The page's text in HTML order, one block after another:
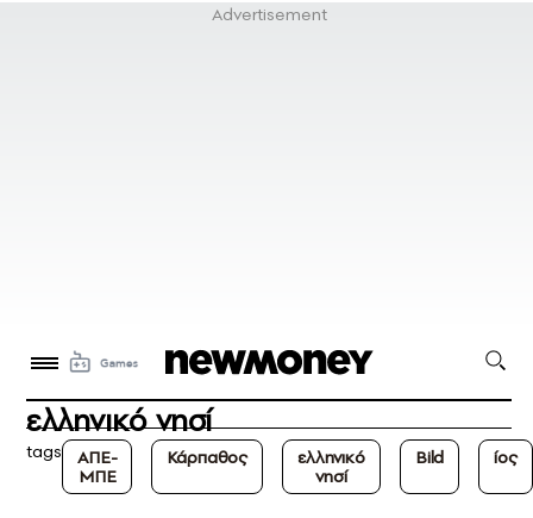
ελληνικό νησί
tags
ΑΠΕ-
ΜΠΕ
Κάρπαθος
ελληνικό
νησί
Bild ίος